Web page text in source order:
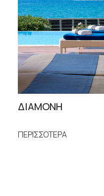
ΔΙΑΜΟΝΗ
ΠΕΡΙΣΣΟΤΕΡΑ